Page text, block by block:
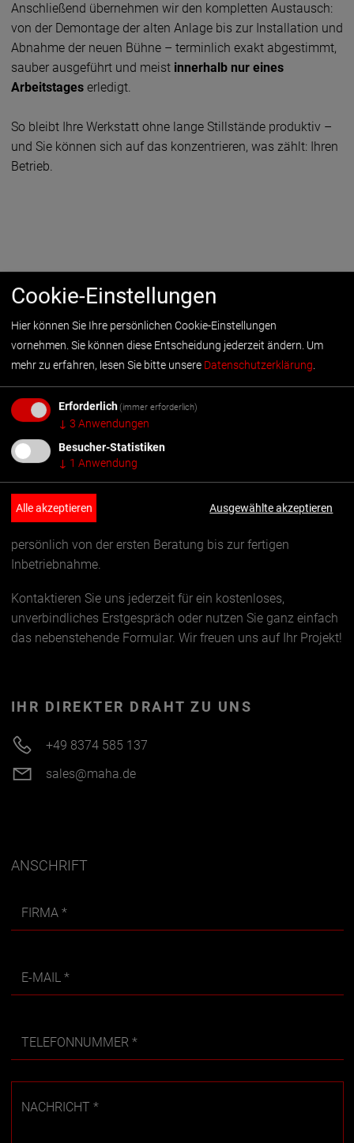
Anschließend übernehmen wir den kompletten Austausch:
von der Demontage der alten Anlage bis zur Installation und
Abnahme der neuen Bühne – terminlich exakt abgestimmt,
sauber ausgeführt und meist innerhalb nur eines
Arbeitstageserledigt.
So bleibt Ihre Werkstatt ohne lange Stillstände produktiv –
und Sie können sich auf das konzentrieren, was zählt: Ihren
Betrieb.
EINFACH
KONTAKT AUFNEHMEN
Egal ob erste Fragen, konkrete Austauschpläne oder
individuelle Anforderungen – unser Team unterstützt Sie
persönlich von der ersten Beratung bis zur fertigen
Inbetriebnahme.
Kontaktieren Sie uns jederzeit für ein kostenloses,
unverbindliches Erstgespräch oder nutzen Sie ganz einfach
das nebenstehende Formular. Wir freuen uns auf Ihr Projekt!
IHR DIREKTER DRAHT ZU UNS
+49 8374 585 137
sales@maha.de
ANSCHRIFT
FIRMA
E-MAIL
TELEFONNUMMER
NACHRICHT
BÜHNE TAUSCHEN
OHNE UMBAU
Wir machen den Wechsel einfach.
Cookie-Einstellungen
Hier können Sie Ihre persönlichen Cookie-Einstellungen
vornehmen. Sie können diese Entscheidung jederzeit ändern. Um
mehr zu erfahren, lesen Sie bitte unsere Datenschutzerklärung.
Erforderlich(immer erforderlich)
↓ 3 Anwendungen
Besucher-Statistiken
↓ 1 Anwendung
Ausgewählte akzeptieren
Alle akzeptieren